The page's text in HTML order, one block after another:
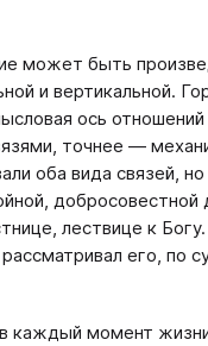
может быть
и вертикальной.
ось
точнее —
оба вида связей,
добросовестной
лествице к
его, по
каждый момент